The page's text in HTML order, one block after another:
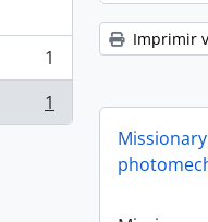
1
1
Imprimir